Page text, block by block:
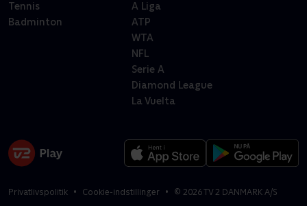
Tennis
Badminton
A Liga
ATP
WTA
NFL
Serie A
Diamond League
La Vuelta
Privatlivspolitik Cookie-indstillinger © 2026TV 2 DANMARK A/S